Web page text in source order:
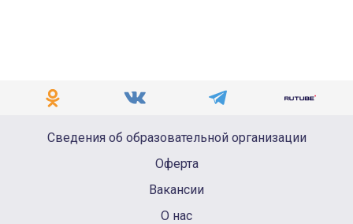
Сведения об образовательной организации
Оферта
Вакансии
О нас